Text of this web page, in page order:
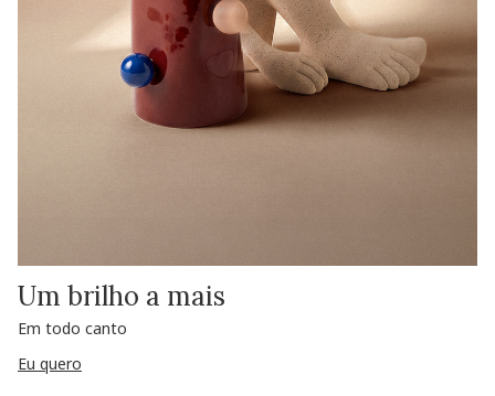
Um brilho a mais
Em todo canto
Eu quero